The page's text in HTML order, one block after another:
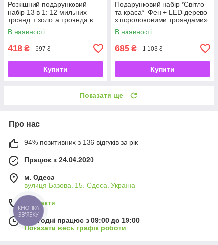
Розкішний подарунковий
набір 13 в 1: 12 мильних
троянд + золота троянда в
преміальній упаковці
В наявності
418 ₴ 697 ₴
Купити
Подарунковий набір *Світло
та краса*: Фен + LED-дерево
з поролоновими трояндами»
В наявності
685 ₴ 1 103 ₴
Купити
Показати ще
Про нас
94% позитивних з 136 відгуків за рік
Працює з 24.04.2020
м. Одеса
вулиця Базова, 15, Одеса, Україна
Контакти
Сьогодні працює з 09:00 до 19:00
Показати весь графік роботи
КНОПКА
ЗВ'ЯЗКУ